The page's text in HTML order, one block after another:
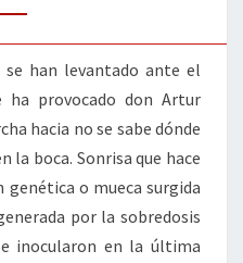
se han levantado ante el
ha provocado don Artur
hacia no se sabe dónde
la boca. Sonrisa que hace
genética o mueca surgida
por la sobredosis
inocularon en la última